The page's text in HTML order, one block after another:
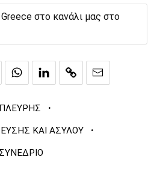
στο κανάλι μας στο
·
ΚΑΙ ΑΣΥΛΟΥ ·
ΣΥΝΕΔΡΙΟ